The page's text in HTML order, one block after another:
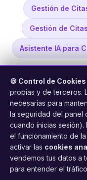
Gestión de
Gestión de
Asistente IA para
Asistente
Gestión
🍪 Control de
propias y de terceros.
necesarias para
la seguridad del panel
cuando inicias
el funcionamiento de
activar las cookies
vendemos tus datos a
para entender el